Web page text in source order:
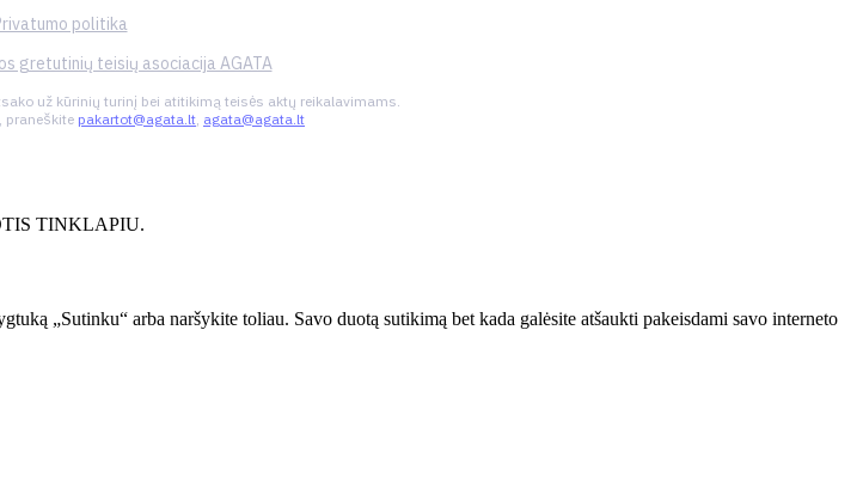
politika
gretutinių teisių asociacija AGATA
už kūrinių turinį bei atitikimą teisės aktų reikalavimams.
praneškite pakartot@agata.lt, agata@agata.lt
TINKLAPIU.
„Sutinku“ arba naršykite toliau. Savo duotą sutikimą bet kada galėsite atšaukti pakeisdami savo interneto